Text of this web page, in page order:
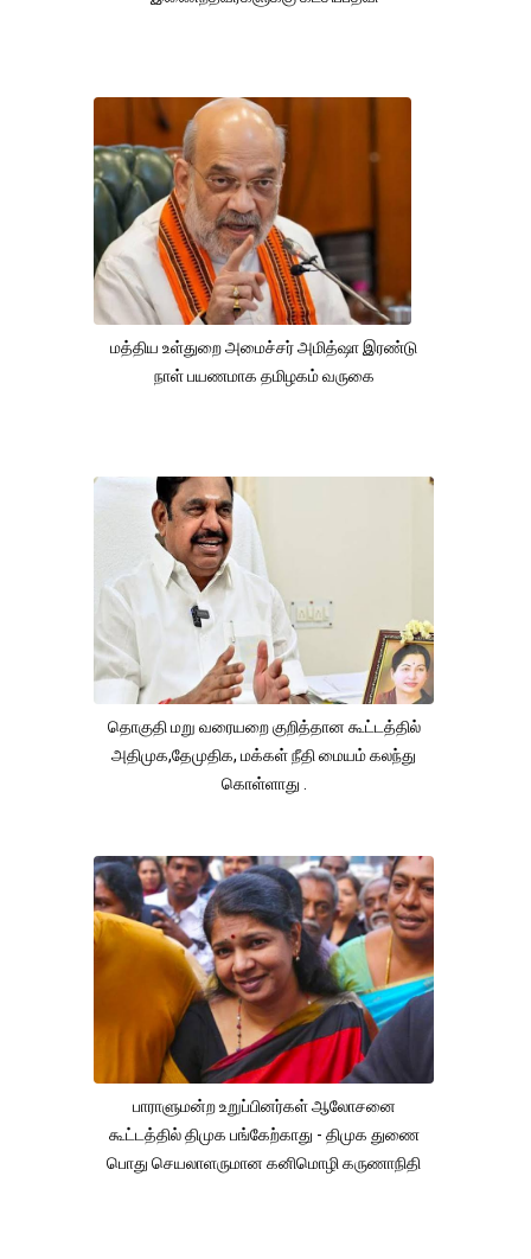
மத்திய உள்துறை அமைச்சர் அமித்ஷா இரண்டு
நாள் பயணமாக தமிழகம் வருகை
தொகுதி மறு வரையறை குறித்தான கூட்டத்தில்
அதிமுக,தேமுதிக, மக்கள் நீதி மையம் கலந்து
கொள்ளாது .
பாராளுமன்ற உறுப்பினர்கள் ஆலோசனை
கூட்டத்தில் திமுக பங்கேற்காது - திமுக துணை
பொது செயலாளருமான கனிமொழி கருணாநிதி